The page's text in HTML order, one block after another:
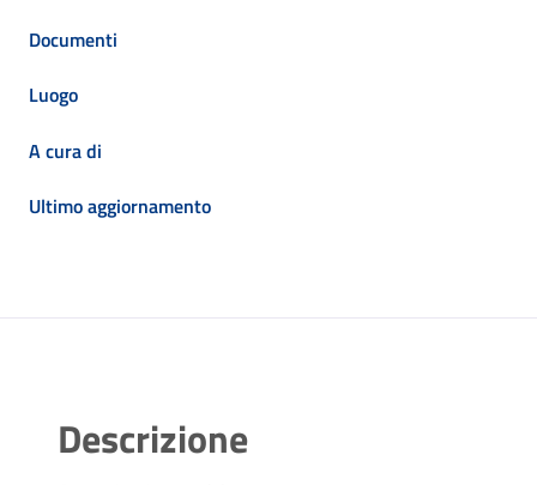
Documenti
Luogo
A cura di
Ultimo aggiornamento
Descrizione